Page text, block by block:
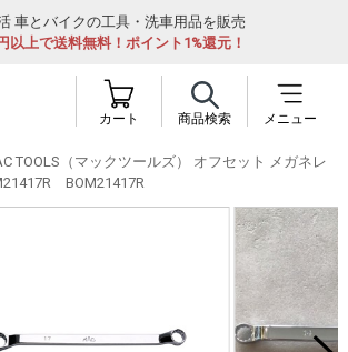
車とバイクの工具・洗車用品を販売
以上で送料無料！ポイント1%還元！
カート 商品検索 メニュー
TOOLS（マックツールズ） オフセット メガネレ
BOM21417R